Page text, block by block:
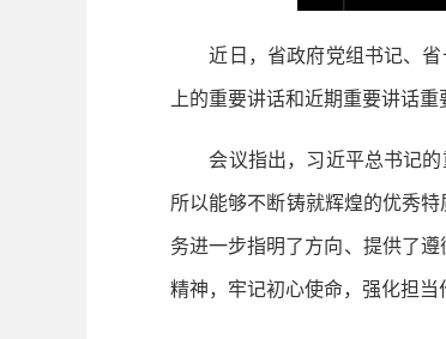
近日，省政府党组书记、省
上的重要讲话和近期重要讲话
会议指出，习近平总书记的
所以能够不断铸就辉煌的优秀
务进一步指明了方向、提供了
精神，牢记初心使命，强化担当